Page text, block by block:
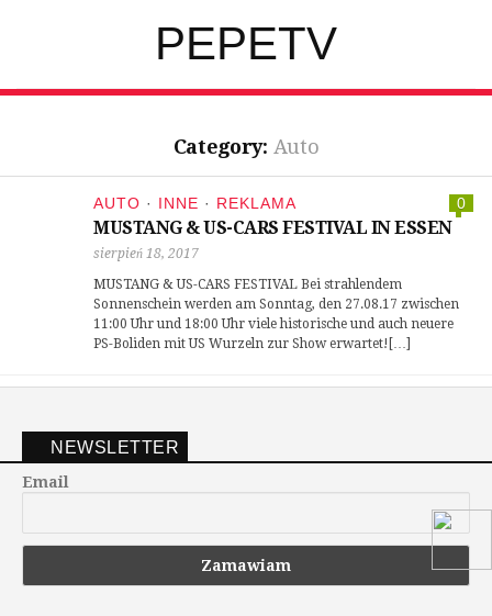
PEPETV
Category: Auto
AUTO · INNE · REKLAMA 0
MUSTANG & US-CARS FESTIVAL IN ESSEN
sierpień 18, 2017
MUSTANG & US-CARS FESTIVAL Bei strahlendem
Sonnenschein werden am Sonntag, den 27.08.17 zwischen
11:00 Uhr und 18:00 Uhr viele historische und auch neuere
PS-Boliden mit US Wurzeln zur Show erwartet![…]
NEWSLETTER
Email